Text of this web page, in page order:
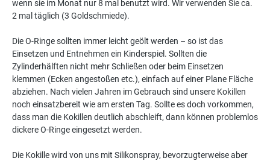
wenn sie im Monat nur 8 mal benutzt wird. Wir verwenden Sie ca.
2 mal täglich (3 Goldschmiede).
Die O-Ringe sollten immer leicht geölt werden – so ist das
Einsetzen und Entnehmen ein Kinderspiel. Sollten die
Zylinderhälften nicht mehr Schließen oder beim Einsetzen
klemmen (Ecken angestoßen etc.), einfach auf einer Plane Fläche
abziehen. Nach vielen Jahren im Gebrauch sind unsere Kokillen
noch einsatzbereit wie am ersten Tag. Sollte es doch vorkommen,
dass man die Kokillen deutlich abschleift, dann können problemlos
dickere O-Ringe eingesetzt werden.
Die Kokille wird von uns mit Silikonspray, bevorzugterweise aber